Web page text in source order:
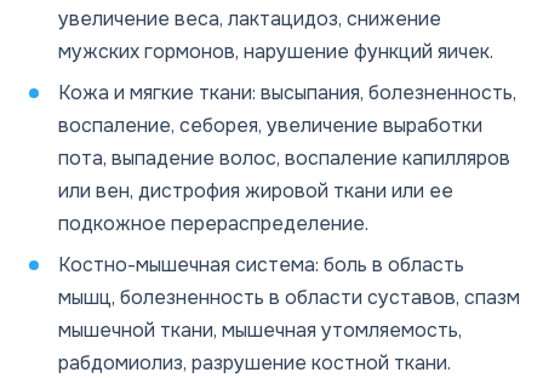
увеличение веса, лактацидоз, снижение
мужских гормонов, нарушение функций яичек.
Кожа и мягкие ткани: высыпания, болезненность,
воспаление, себорея, увеличение выработки
пота, выпадение волос, воспаление капилляров
или вен, дистрофия жировой ткани или ее
подкожное перераспределение.
Костно-мышечная система: боль в область
мышц, болезненность в области суставов, спазм
мышечной ткани, мышечная утомляемость,
рабдомиолиз, разрушение костной ткани.